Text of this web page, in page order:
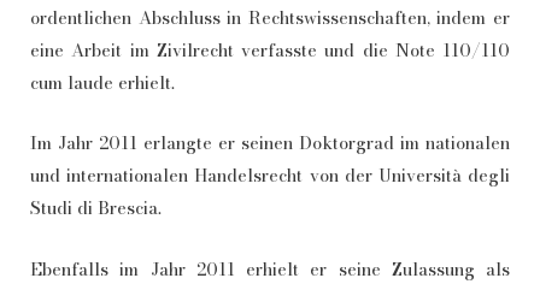
ordentlichen Abschluss in Rechtswissenschaften, indem er
eine Arbeit im Zivilrecht verfasste und die Note 110/110
cum laude erhielt.
Im Jahr 2011 erlangte er seinen Doktorgrad im nationalen
und internationalen Handelsrecht von der Università degli
Studi di Brescia.
Ebenfalls im Jahr 2011 erhielt er seine Zulassung als